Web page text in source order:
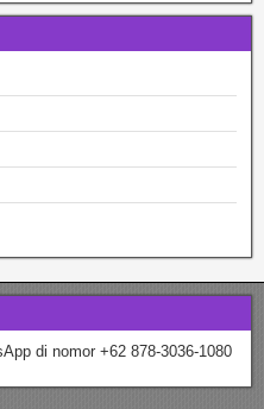
di nomor +62 878-3036-1080